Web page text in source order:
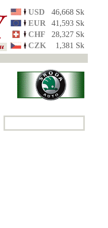
USD
46,668 Sk
EUR
41,593 Sk
CHF
28,327 Sk
CZK
1,381 Sk